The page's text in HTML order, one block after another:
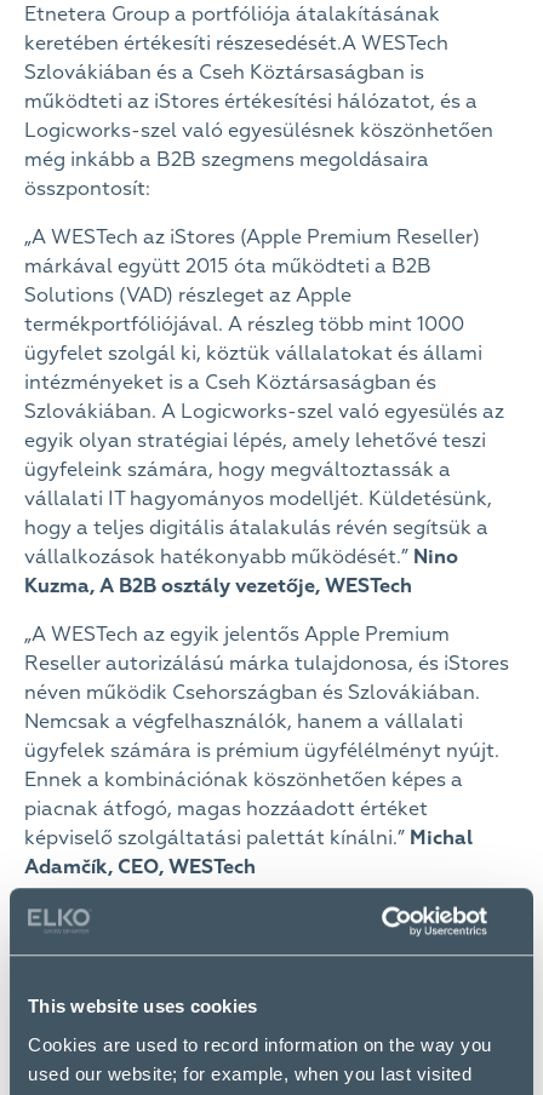
This website uses cookies
Cookies are used to record information on the way you
used our website; for example, when you last visited
Etnetera Group a portfóliója átalakításának
keretében értékesíti részesedését.A WESTech
Szlovákiában és a Cseh Köztársaságban is
működteti az iStores értékesítési hálózatot, és a
Logicworks-szel való egyesülésnek köszönhetően
még inkább a B2B szegmens megoldásaira
összpontosít:
„A WESTech az iStores (Apple Premium Reseller)
márkával együtt 2015 óta működteti a B2B
Solutions (VAD) részleget az Apple
termékportfóliójával. A részleg több mint 1000
ügyfelet szolgál ki, köztük vállalatokat és állami
intézményeket is a Cseh Köztársaságban és
Szlovákiában. A Logicworks-szel való egyesülés az
egyik olyan stratégiai lépés, amely lehetővé teszi
ügyfeleink számára, hogy megváltoztassák a
vállalati IT hagyományos modelljét. Küldetésünk,
hogy a teljes digitális átalakulás révén segítsük a
vállalkozások hatékonyabb működését.” Nino
Kuzma, A B2B osztály vezetője, WESTech
„A WESTech az egyik jelentős Apple Premium
Reseller autorizálású márka tulajdonosa, és iStores
néven működik Csehországban és Szlovákiában.
Nemcsak a végfelhasználók, hanem a vállalati
ügyfelek számára is prémium ügyfélélményt nyújt.
Ennek a kombinációnak köszönhetően képes a
piacnak átfogó, magas hozzáadott értéket
képviselő szolgáltatási palettát kínálni.” Michal
Adamčík, CEO, WESTech
A Logicworks a WESTech vállalattal együtt erősebb
piaci pozíciót szerez, és az Apple cégek számára való
terjeszkedik Szlovákiában:
„A WESTech és a Logicworks egyesülését kivételes
szinergiának tartom – az egyik oldalon a Cseh